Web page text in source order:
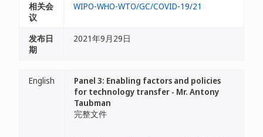
相关会
议
WIPO-WHO-WTO/GC/COVID-19/21
发布日
期
2021年9月29日
English
Panel 3: Enabling factors and policies
for technology transfer - Mr. Antony
Taubman
完整文件